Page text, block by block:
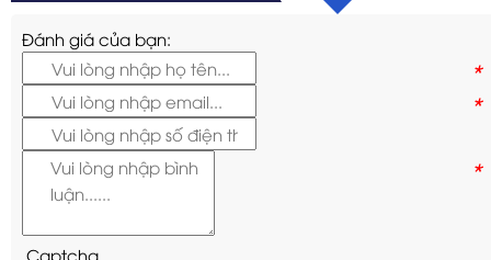
Đánh giá của bạn:
*
*
*
Captcha